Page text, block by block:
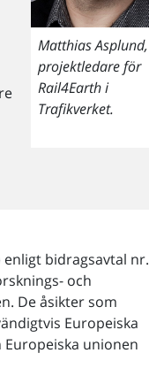
Matthias Asplund,
projektledare för
Rail4Earth i
Trafikverket.
bidragsavtal nr.
och
De åsikter som
Europeiska
unionen